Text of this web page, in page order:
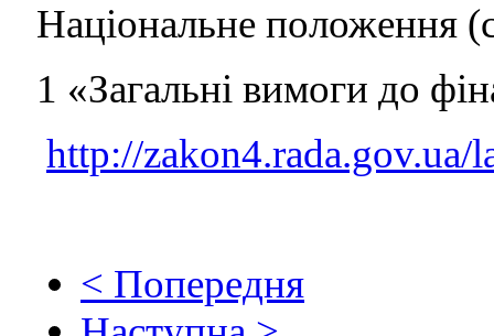
Національне положення
1 «Загальні вимоги до
http://zakon4.rada.gov.ua/
< Попередня